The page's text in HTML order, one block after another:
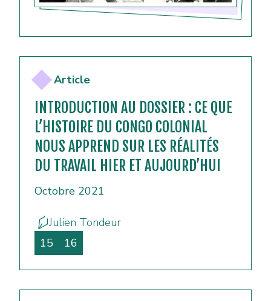
Article
INTRODUCTION AU DOSSIER : CE QUE
L’HISTOIRE DU CONGO COLONIAL
NOUS APPREND SUR LES RÉALITÉS
DU TRAVAIL HIER ET AUJOURD’HUI
Octobre 2021
Julien Tondeur
15
16